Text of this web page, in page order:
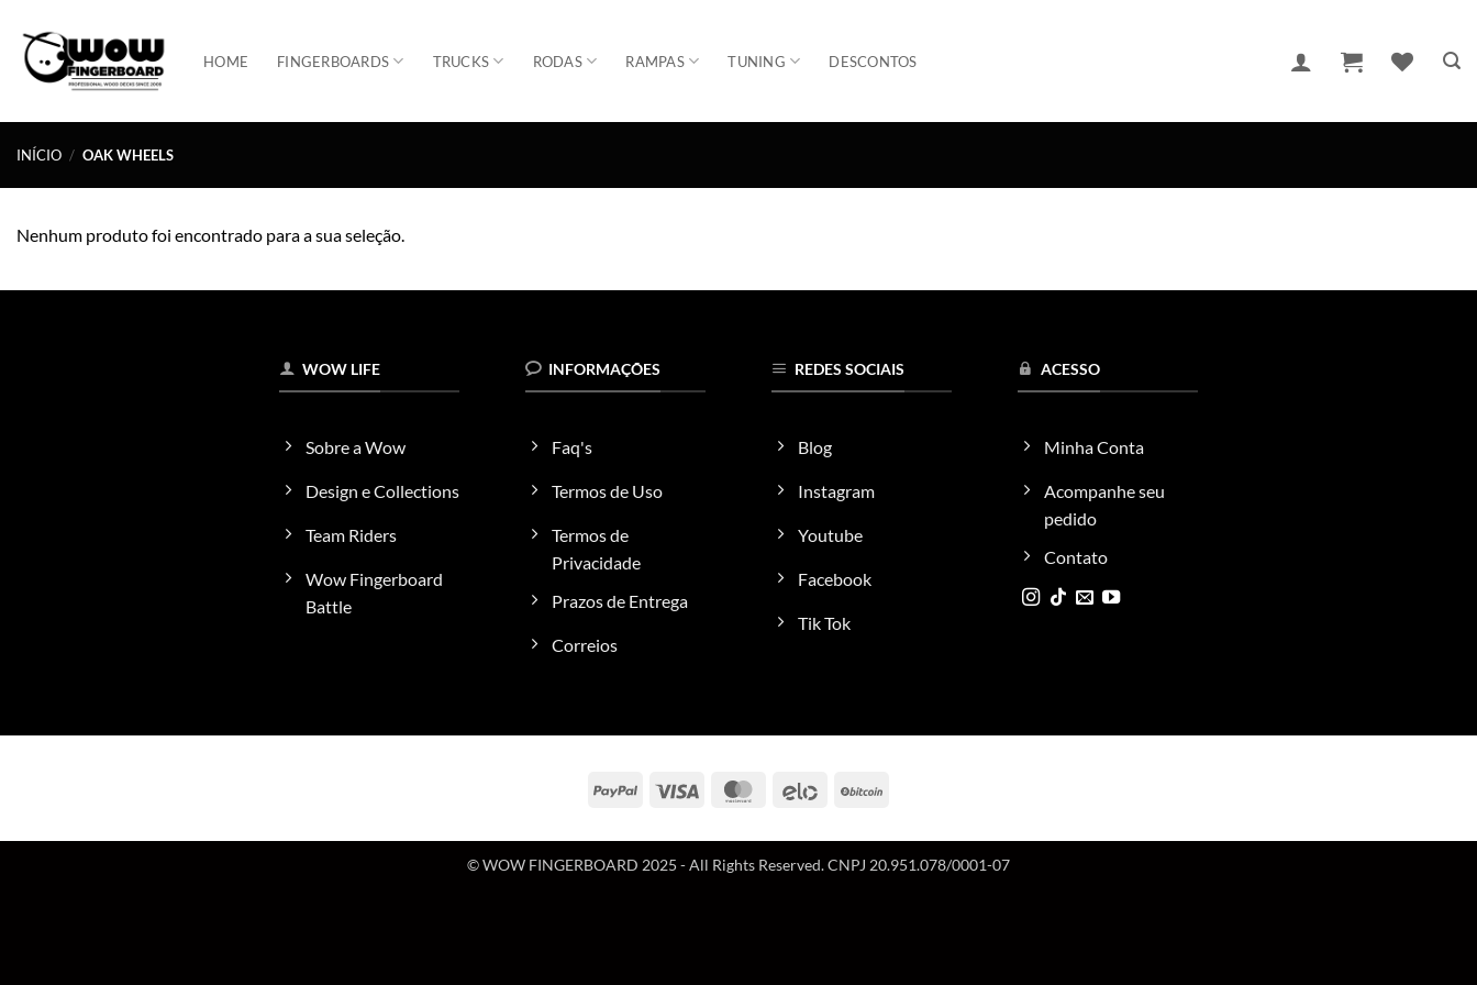
content
HOME FINGERBOARDS TRUCKS RODAS RAMPAS TUNING DESCONTOS
INÍCIO / OAK WHEELS
Nenhum produto foi encontrado para a sua seleção.
WOW LIFE
Sobre a Wow
Design e Collections
Team Riders
Wow Fingerboard
Battle
INFORMAÇÕES
Faq's
Termos de Uso
Termos de
Privacidade
Prazos de Entrega
Correios
REDES SOCIAIS
Blog
Instagram
Youtube
Facebook
Tik Tok
ACESSO
Minha Conta
Acompanhe seu
pedido
Contato
PayPal Visa MasterCard
Elo
© WOW FINGERBOARD 2025 - All Rights Reserved. CNPJ 20.951.078/0001-07